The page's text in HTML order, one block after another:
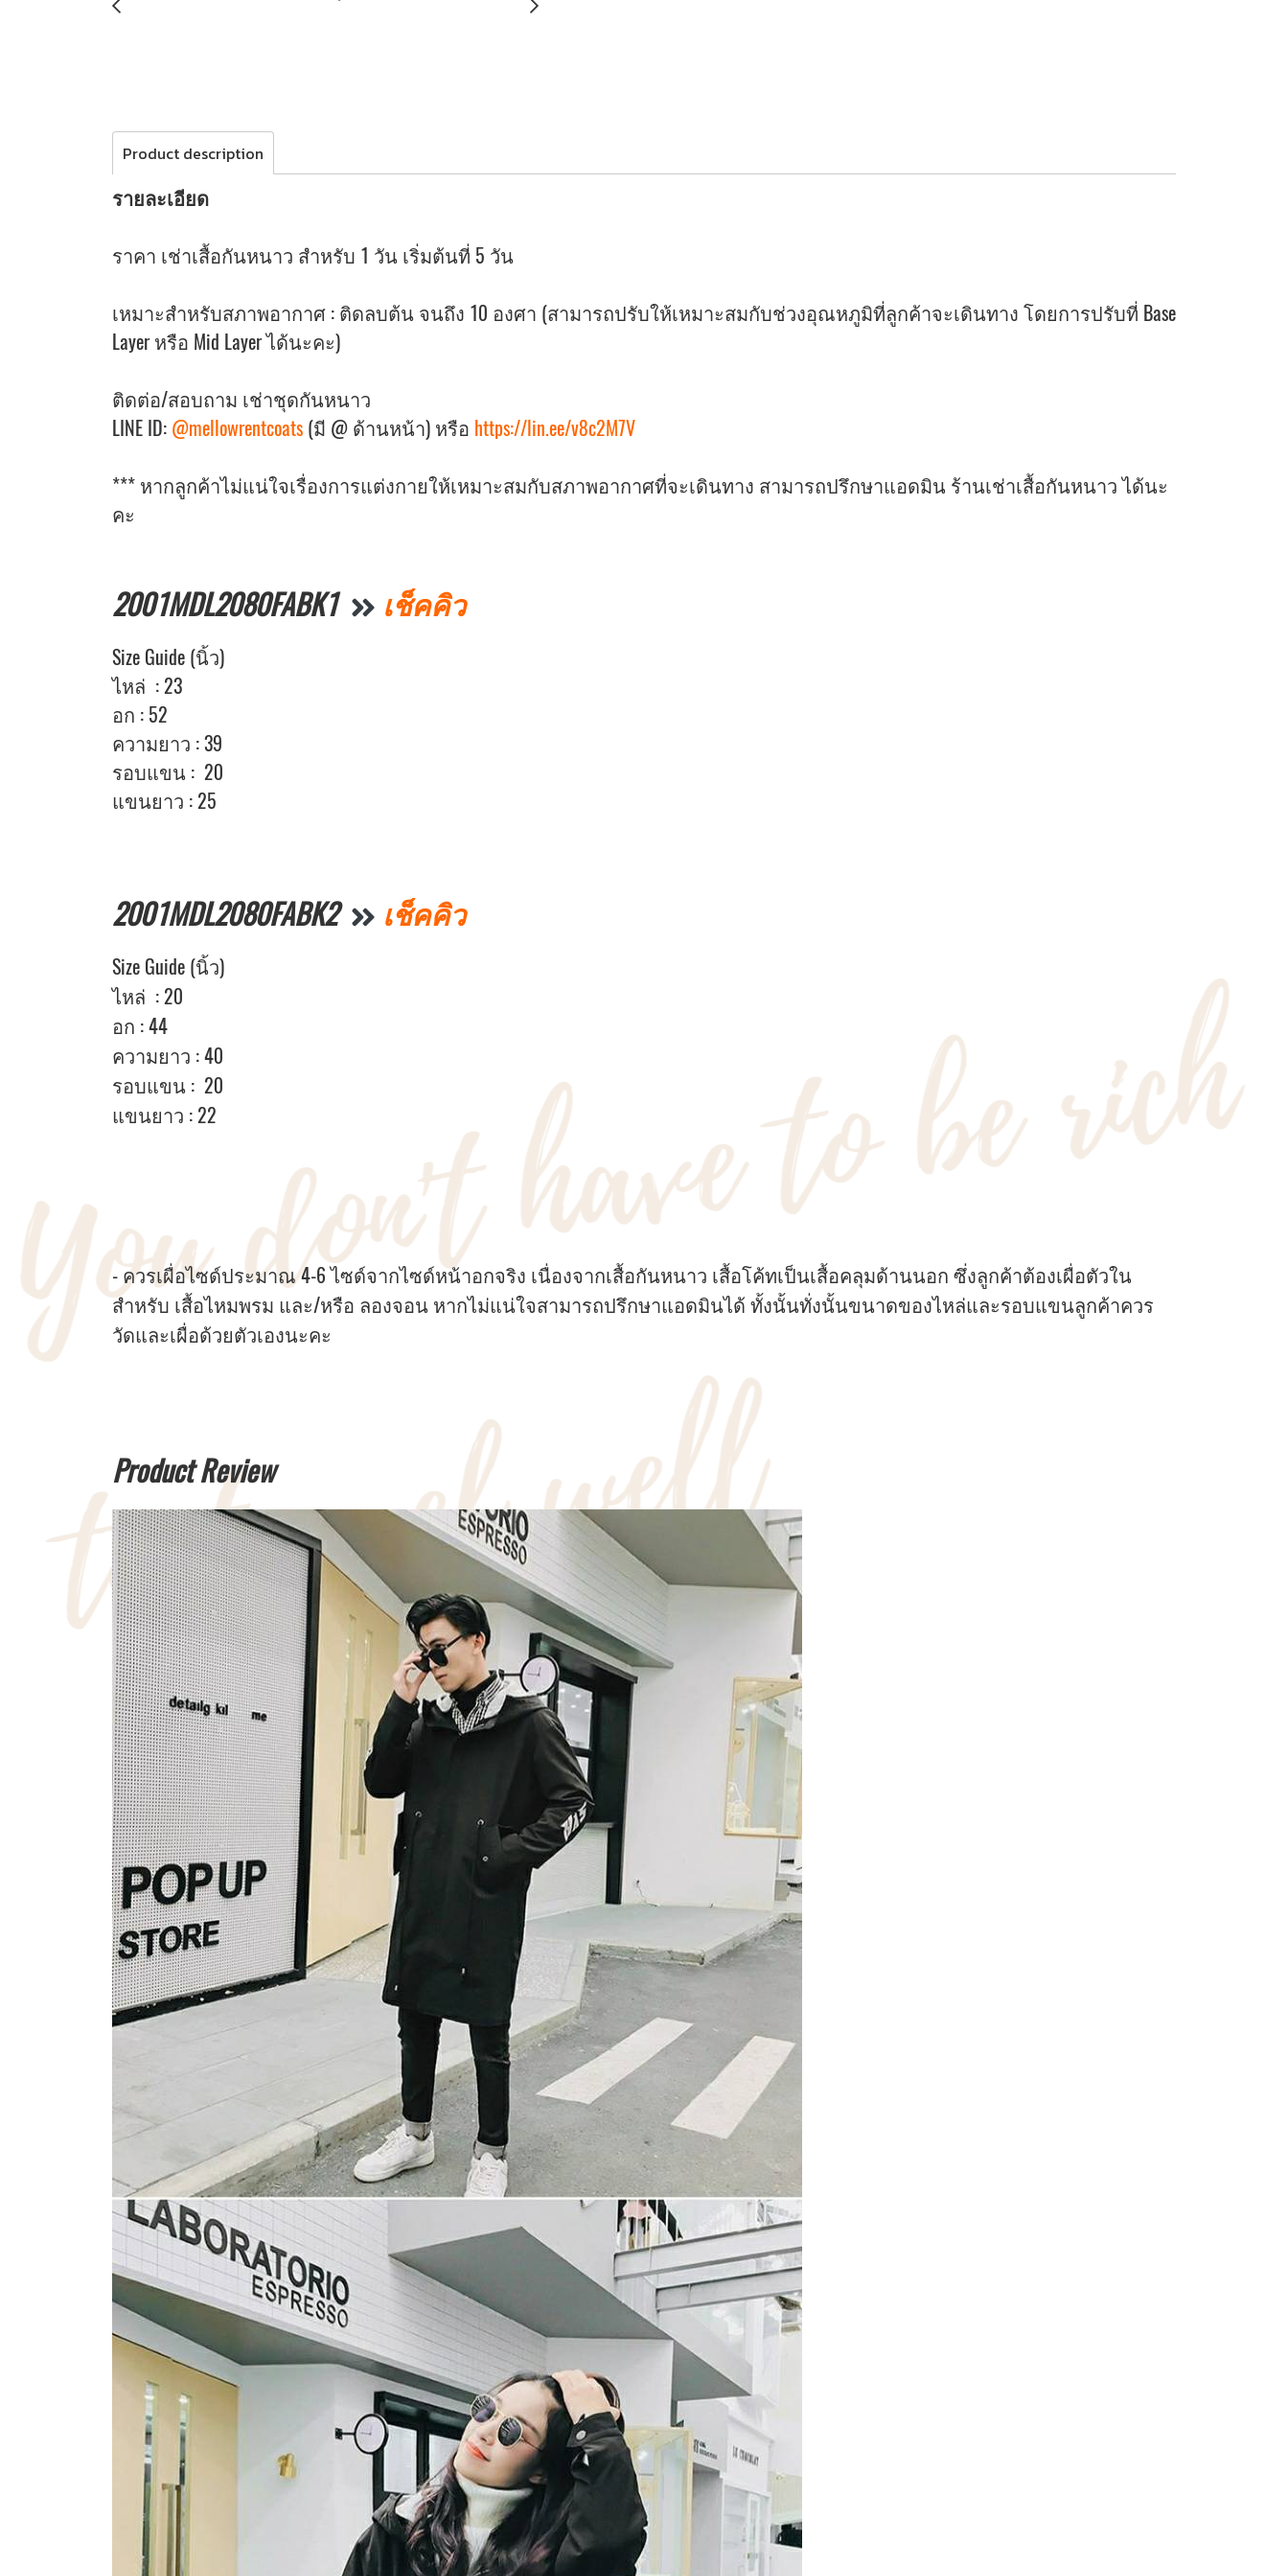
Product description
รายละเอียด
ราคา เช่าเสื้อกันหนาว สำหรับ 1 วัน เริ่มต้นที่ 5 วัน
เหมาะสำหรับสภาพอากาศ : ติดลบต้น จนถึง 10 องศา (สามารถปรับให้เหมาะสมกับช่วงอุณหภูมิที่ลูกค้าจะเดินทาง โดยการปรับที่ Base
Layer หรือ Mid Layer ได้นะคะ)
ติดต่อ/สอบถาม เช่าชุดกันหนาว
LINE ID: @mellowrentcoats (มี @ ด้านหน้า) หรือ https://lin.ee/v8c2M7V
*** หากลูกค้าไม่แน่ใจเรื่องการแต่งกายให้เหมาะสมกับสภาพอากาศที่จะเดินทาง สามารถปรึกษาแอดมิน ร้านเช่าเสื้อกันหนาว ได้นะ
คะ
2001MDL2080FABK1 เช็คคิว
Size Guide (นิ้ว)
ไหล่ : 23
อก : 52
ความยาว : 39
รอบแขน : 20
แขนยาว : 25
2001MDL2080FABK2 เช็คคิว
Size Guide (นิ้ว)
ไหล่ : 20
อก : 44
ความยาว : 40
รอบแขน : 20
แขนยาว : 22
- ควรเผื่อไซด์ประมาณ 4-6 ไซด์จากไซด์หน้าอกจริง เนื่องจากเสื้อกันหนาว เสื้อโค้ทเป็นเสื้อคลุมด้านนอก ซึ่งลูกค้าต้องเผื่อตัวใน
สำหรับ เสื้อไหมพรม และ/หรือ ลองจอน หากไม่แน่ใจสามารถปรึกษาแอดมินได้ ทั้งนั้นทั่งนั้นขนาดของไหล่และรอบแขนลูกค้าควร
วัดและเผื่อด้วยตัวเองนะคะ
Product Review